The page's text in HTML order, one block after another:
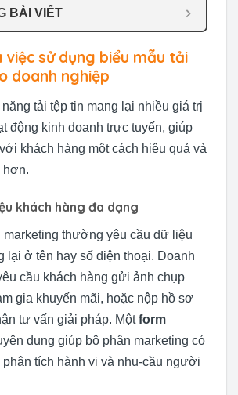
BÀI VIẾT
việc sử dụng biểu mẫu tải
doanh nghiệp
tải tệp tin mang lại nhiều giá trị
động kinh doanh trực tuyến, giúp
khách hàng một cách hiệu quả và
hơn.
khách hàng đa dạng
marketing thường yêu cầu dữ liệu
lại ở tên hay số điện thoại. Doanh
cầu khách hàng gửi ảnh chụp
gia khuyến mãi, hoặc nộp hồ sơ
tư vấn giải pháp. Mộtform
dụng giúp bộ phận marketing có
phân tích hành vi và nhu-cầu người